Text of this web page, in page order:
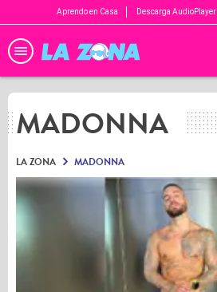
Aprendo en Casa Descarga AudioPlayer
MADONNA
LA ZONA MADONNA